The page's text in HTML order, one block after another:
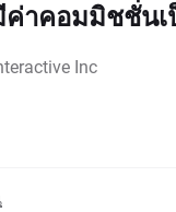
ค่าคอมมิชชั่น
Inc